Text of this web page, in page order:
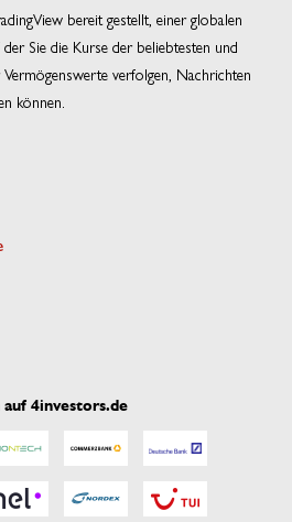
bereit gestellt, einer globalen
Sie die Kurse der beliebtesten und
verfolgen, Nachrichten
können.
4investors.de